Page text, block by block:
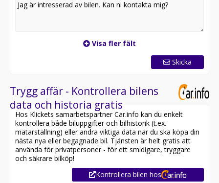
Bilen är på väg till Skövde men kan levereras till dessa
Värnamo
Visa fler fält
Skicka
Trygg affär - Kontrollera bilens
data och historia gratis
Hos Klickets samarbetspartner Car.info kan du enkelt
kontrollera både biluppgifter och bilhistorik (t.ex.
mätarställning) eller andra viktiga data när du ska köpa din
nästa nya eller begagnade bil. Tjänsten är helt gratis att
använda för privatpersoner - för ett smidigare, tryggare
och säkrare bilköp!
Kontrollera bilen hos